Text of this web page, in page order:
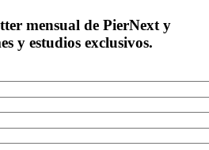
mensual de PierNext y
y estudios exclusivos.